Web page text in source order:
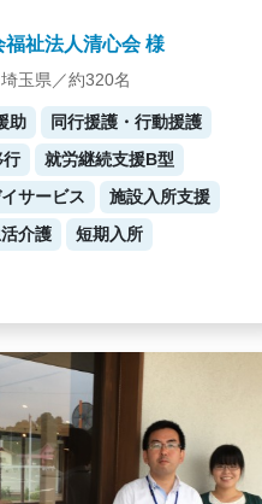
福祉法人清心会 様
埼玉県／約320名
助
同行援護・行動援護
行
就労継続支援B型
サービス
施設入所支援
介護
短期入所